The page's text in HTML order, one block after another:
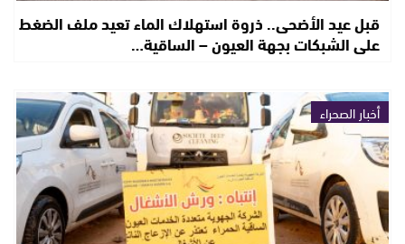
قبل عيد الأضحى.. ذروة استهلاك الماء تعيد ملف الضغط
على الشبكات بجهة العيون – الساقية…
أخبار الصحراء